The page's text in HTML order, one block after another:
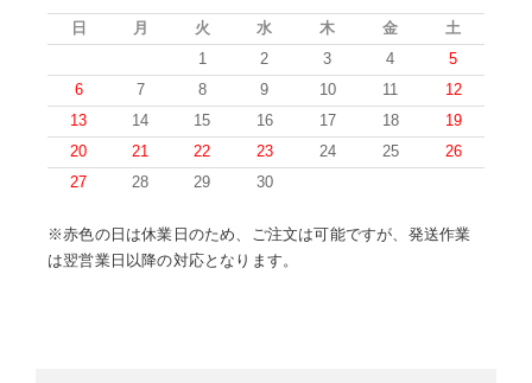
日 月 火 水 木 金
土
1
2 3 4
5
6
7 8 9 10 11
12
13
14 15 16 17 18
19
20
21 22 23 24 25
26
27
28 29 30
※赤色の日は休業日のため、ご注文は可能ですが、発送作業
は翌営業日以降の対応となります。